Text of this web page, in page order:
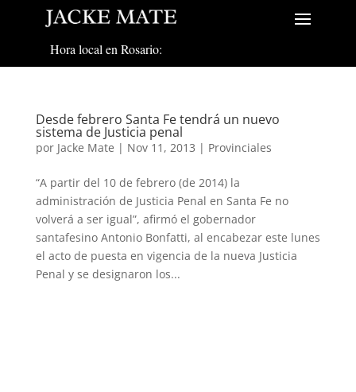
Hora local en Rosario:
Desde febrero Santa Fe tendrá un nuevo
sistema de Justicia penal
por Jacke Mate | Nov 11, 2013 | Provinciales
“A partir del 10 de febrero (de 2014) la
administración de Justicia Penal en Santa Fe no
volverá a ser igual”, afirmó el gobernador
santafesino Antonio Bonfatti, al encabezar este lunes
el acto de puesta en vigencia de la nueva Justicia
Penal y se designaron los...